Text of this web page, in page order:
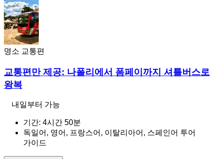
명소 교통편
교통편만 제공: 나폴리에서 폼페이까지 셔틀버스로
왕복
내일부터 가능
기간: 4시간 50분
독일어, 영어, 프랑스어, 이탈리아어, 스페인어 투어
가이드